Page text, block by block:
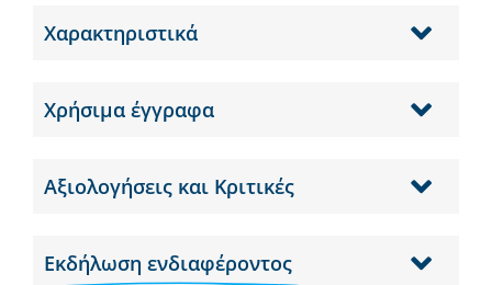
Χαρακτηριστικά
Χρήσιμα έγγραφα
Αξιολογήσεις και Κριτικές
Εκδήλωση ενδιαφέροντος